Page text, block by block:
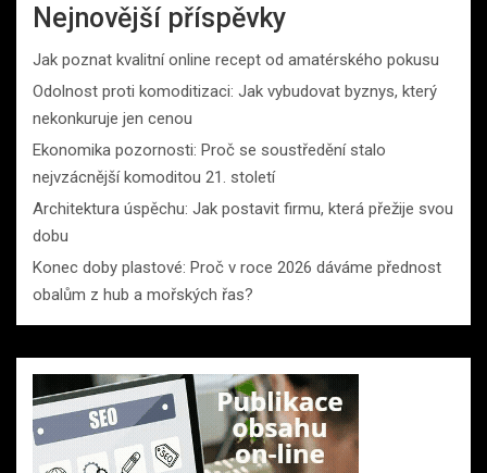
Nejnovější příspěvky
Jak poznat kvalitní online recept od amatérského pokusu
Odolnost proti komoditizaci: Jak vybudovat byznys, který
nekonkuruje jen cenou
Ekonomika pozornosti: Proč se soustředění stalo
nejvzácnější komoditou 21. století
Architektura úspěchu: Jak postavit firmu, která přežije svou
dobu
Konec doby plastové: Proč v roce 2026 dáváme přednost
obalům z hub a mořských řas?